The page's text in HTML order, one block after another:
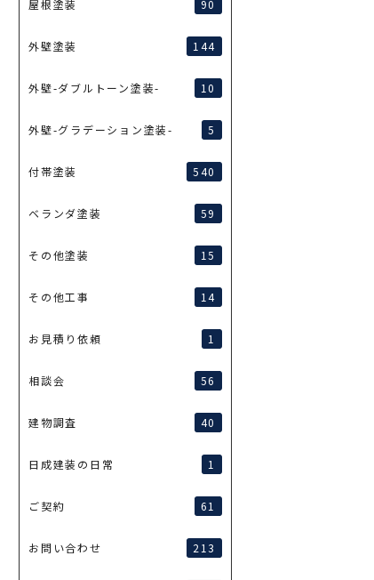
屋根塗装 90
外壁塗装 144
外壁-ダブルトーン塗装- 10
外壁-グラデーション塗装- 5
付帯塗装 540
ベランダ塗装 59
その他塗装 15
その他工事 14
お見積り依頼 1
相談会 56
建物調査 40
日成建装の日常 1
ご契約 61
お問い合わせ 213